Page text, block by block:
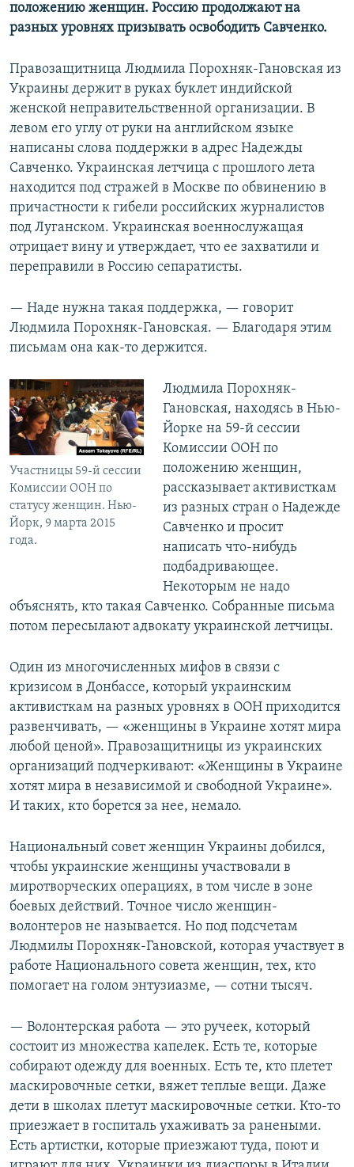
положению женщин. Россию продолжают на
разных уровнях призывать освободить Савченко.
Правозащитница Людмила Порохняк-Гановская из
Украины держит в руках буклет индийской
женской неправительственной организации. В
левом его углу от руки на английском языке
написаны слова поддержки в адрес Надежды
Савченко. Украинская летчица с прошлого лета
находится под стражей в Москве по обвинению в
причастности к гибели российских журналистов
под Луганском. Украинская военнослужащая
отрицает вину и утверждает, что ее захватили и
переправили в Россию сепаратисты.
— Наде нужна такая поддержка, — говорит
Людмила Порохняк-Гановская. — Благодаря этим
письмам она как-то держится.
Участницы 59-й сессии
Комиссии ООН по
статусу женщин. Нью-
Йорк, 9 марта 2015
года.
Людмила Порохняк-
Гановская, находясь в Нью-
Йорке на 59-й сессии
Комиссии ООН по
положению женщин,
рассказывает активисткам
из разных стран о Надежде
Савченко и просит
написать что-нибудь
подбадривающее.
Некоторым не надо
объяснять, кто такая Савченко. Собранные письма
потом пересылают адвокату украинской летчицы.
Один из многочисленных мифов в связи с
кризисом в Донбассе, который украинским
активисткам на разных уровнях в ООН приходится
развенчивать, — «женщины в Украине хотят мира
любой ценой». Правозащитницы из украинских
организаций подчеркивают: «Женщины в Украине
хотят мира в независимой и свободной Украине».
И таких, кто борется за нее, немало.
Национальный совет женщин Украины добился,
чтобы украинские женщины участвовали в
миротворческих операциях, в том числе в зоне
боевых действий. Точное число женщин-
волонтеров не называется. Но под подсчетам
Людмилы Порохняк-Гановской, которая участвует в
работе Национального совета женщин, тех, кто
помогает на голом энтузиазме, — сотни тысяч.
— Волонтерская работа — это ручеек, который
состоит из множества капелек. Есть те, которые
собирают одежду для военных. Есть те, кто плетет
маскировочные сетки, вяжет теплые вещи. Даже
дети в школах плетут маскировочные сетки. Кто-то
приезжает в госпиталь ухаживать за ранеными.
Есть артистки, которые приезжают туда, поют и